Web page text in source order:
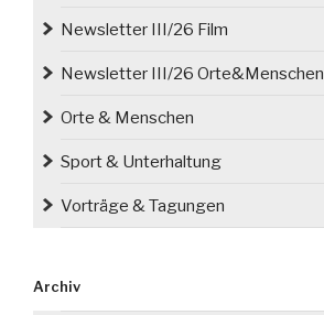
Newsletter III/26 Film
Newsletter III/26 Orte&Menschen
Orte & Menschen
Sport & Unterhaltung
Vorträge & Tagungen
Archiv